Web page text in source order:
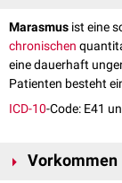
Marasmus ist eine
chronischen
eine dauerhaft
Patienten besteht
ICD-10-Code: E41
Vorkommen